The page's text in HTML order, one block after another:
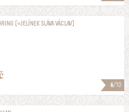
6/10
[=JELÍNEK SLÁVA VÁCLAV]